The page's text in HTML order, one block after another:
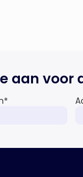
aan voor
*